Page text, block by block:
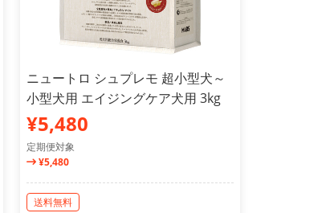
ニュートロ シュプレモ 超小型犬～
小型犬用 エイジングケア犬用 3kg
¥5,480
定期便対象
¥5,480
送料無料